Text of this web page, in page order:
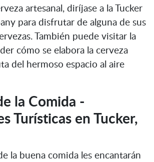
artesanal, diríjase a la Tucker
para disfrutar de alguna de sus
También puede visitar la
cómo se elabora la cerveza
del hermoso espacio al aire
la Comida -
Turísticas en Tucker,
la buena comida les encantarán